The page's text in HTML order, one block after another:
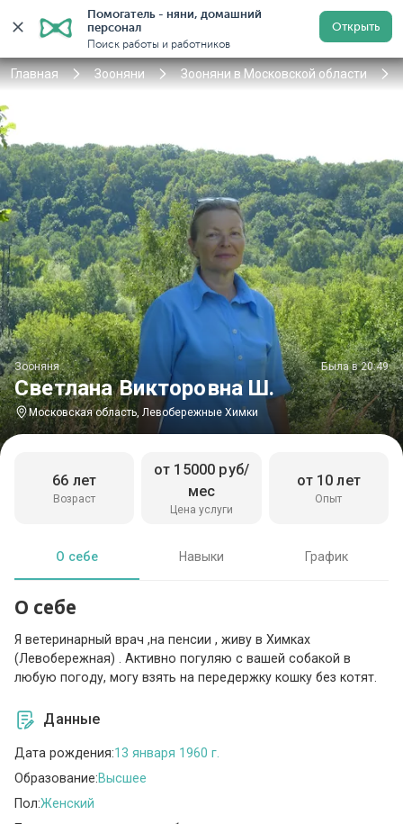
Помогатель - няни, домашний
персонал
Поиск работы и работников
Открыть
Регистрация
Главная Зооняни Зооняни в Московской области
Светлана Викторовна Ш.
Зооняня Была в 20:49
Московская область, Левобережные Химки
Возраст
66 лет
Цена услуги
от 15000 руб/
мес
Опыт
от 10 лет
О себе Навыки График
О себе
Я ветеринарный врач ,на пенсии , живу в Химках
(Левобережная) . Активно погуляю с вашей собакой в
любую погоду, могу взять на передержку кошку без котят.
Данные
Дата рождения:13 января 1960 г.
Образование:Высшее
Пол:Женский